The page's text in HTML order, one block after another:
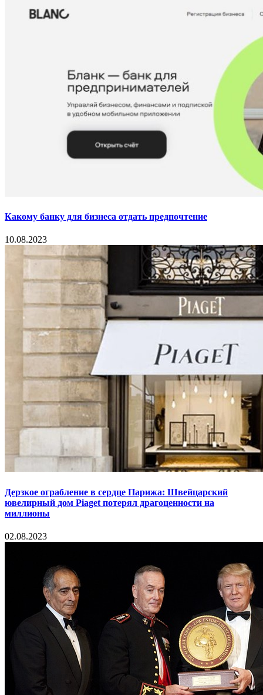
Какому банку для бизнеса отдать предпочтение
10.08.2023
Дерзкое ограбление в сердце Парижа: Швейцарский
ювелирный дом Piaget потерял драгоценности на
миллионы
02.08.2023